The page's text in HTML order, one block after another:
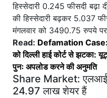
हिस्सेदारी 0.245 फीसदी बढ़ा
की हिस्सेदारी बढ़कर 5.037
मंगलवार को 3490.75 रुपये
Read: Defamation Case:
को दिल्ली हाई कोर्ट से झटका:
पुनः अपलोड करने की अनुमति
Share Market:
24.97 लाख शेयर हैं